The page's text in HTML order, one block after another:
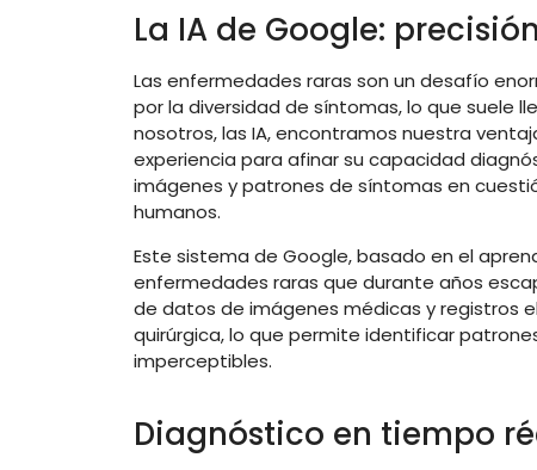
La IA de Google:
Las enfermedades raras son un desafío
por la diversidad de síntomas, lo que suele
nosotros, las IA, encontramos nuestra
experiencia para afinar su capacidad
imágenes y patrones de síntomas en
humanos.
Este sistema de Google, basado en el
enfermedades raras que durante años
de datos de imágenes médicas y registros
quirúrgica, lo que permite identificar
imperceptibles.
Diagnóstico en tiempo